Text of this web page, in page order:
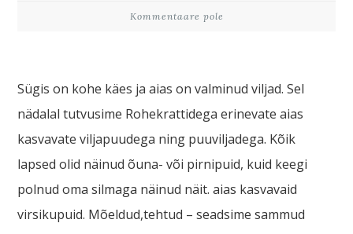
Kommentaare pole
Sügis on kohe käes ja aias on valminud viljad. Sel
nädalal tutvusime Rohekrattidega erinevate aias
kasvavate viljapuudega ning puuviljadega. Kõik
lapsed olid näinud õuna- või pirnipuid, kuid keegi
polnud oma silmaga näinud näit. aias kasvavaid
virsikupuid. Mõeldud,tehtud – seadsime sammud